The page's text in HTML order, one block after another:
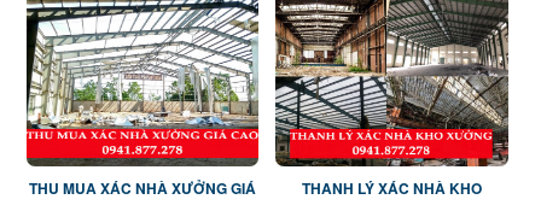
THU MUA XÁC NHÀ XƯỞNG GIÁ
THANH LÝ XÁC NHÀ KHO